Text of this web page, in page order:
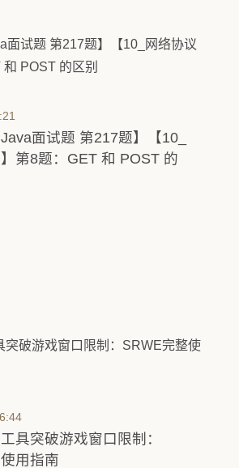
Java面试题 第217题】【10_
第8题：GET 和 POST 的
具突破游戏窗口限制：
用指南